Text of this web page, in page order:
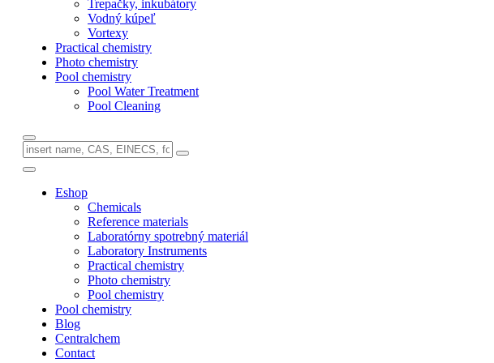
Trepačky, inkubátory
Vodný kúpeľ
Vortexy
Practical chemistry
Photo chemistry
Pool chemistry
Pool Water Treatment
Pool Cleaning
Eshop
Chemicals
Reference materials
Laboratórny spotrebný materiál
Laboratory Instruments
Practical chemistry
Photo chemistry
Pool chemistry
Pool chemistry
Blog
Centralchem
Contact